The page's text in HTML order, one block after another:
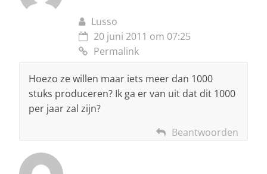
Lusso
20 juni 2011 om 07:25
Permalink
Hoezo ze willen maar iets meer dan 1000
stuks produceren? Ik ga er van uit dat dit 1000
per jaar zal zijn?
Beantwoorden